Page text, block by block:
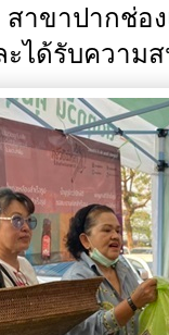
ขาปากช่อง
ด้รับความ